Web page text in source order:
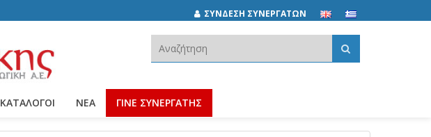
ΣΥΝΔΕΣΗ ΣΥΝΕΡΓΑΤΩΝ
ΚΑΤΆΛΟΓΟΙ ΝΈΑ ΓΙΝΕ ΣΥΝΕΡΓΑΤΗΣ
Αναζήτηση: